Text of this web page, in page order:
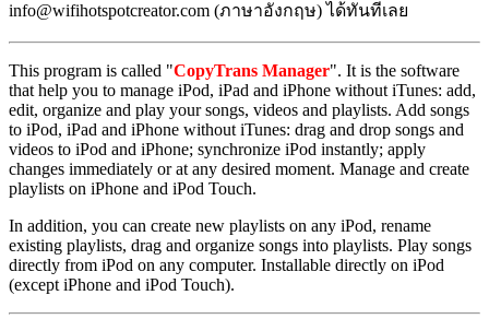
info@wifihotspotcreator.com (ภาษาอังกฤษ) ได้ทันทีเลย
This program is called "CopyTrans Manager". It is the software
that help you to manage iPod, iPad and iPhone without iTunes: add,
edit, organize and play your songs, videos and playlists. Add songs
to iPod, iPad and iPhone without iTunes: drag and drop songs and
videos to iPod and iPhone; synchronize iPod instantly; apply
changes immediately or at any desired moment. Manage and create
playlists on iPhone and iPod Touch.
In addition, you can create new playlists on any iPod, rename
existing playlists, drag and organize songs into playlists. Play songs
directly from iPod on any computer. Installable directly on iPod
(except iPhone and iPod Touch).